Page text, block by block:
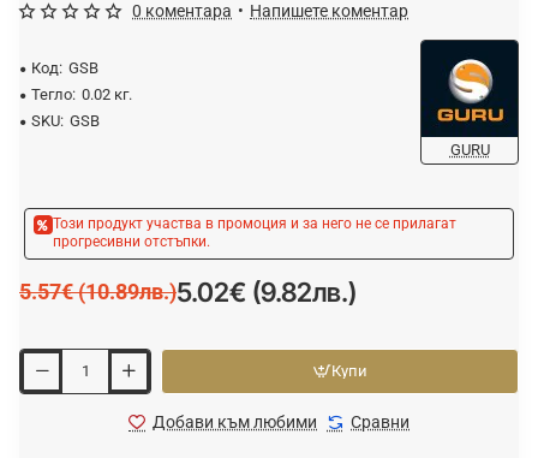
Код: GSB
Тегло: 0.02 кг.
SKU: GSB
GURU
0 коментара • Напишете коментар
Този продукт участва в промоция и за него не се прилагат
прогресивни отстъпки.
5.02€ (9.82лв.)
5.57€ (10.89лв.)
Купи
Добави към любими Сравни